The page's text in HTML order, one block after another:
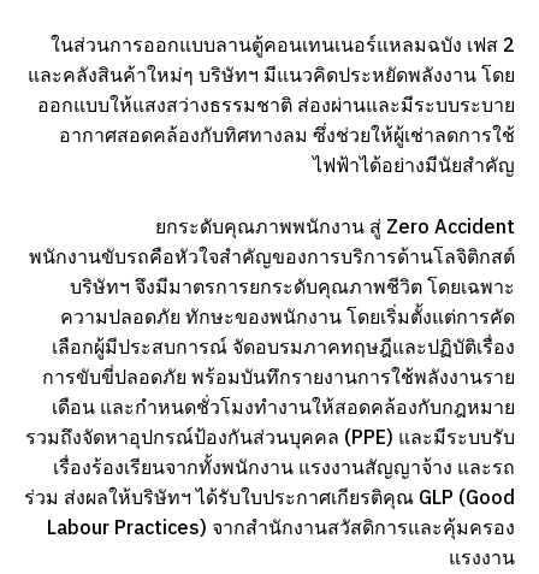
ในส่วนการออกแบบลานตู้คอนเทนเนอร์แหลมฉบัง เฟส 2
และคลังสินค้าใหม่ๆ บริษัทฯ มีแนวคิดประหยัดพลังงาน โดย
ออกแบบให้แสงสว่างธรรมชาติ ส่องผ่านและมีระบบระบาย
อากาศสอดคล้องกับทิศทางลม ซึ่งช่วยให้ผู้เช่าลดการใช้
ไฟฟ้าได้อย่างมีนัยสำคัญ
ยกระดับคุณภาพพนักงาน สู่ Zero Accident
พนักงานขับรถคือหัวใจสำคัญของการบริการด้านโลจิติกสต์
บริษัทฯ จึงมีมาตรการยกระดับคุณภาพชีวิต โดยเฉพาะ
ความปลอดภัย ทักษะของพนักงาน โดยเริ่มตั้งแต่การคัด
เลือกผู้มีประสบการณ์ จัดอบรมภาคทฤษฎีและปฏิบัติเรื่อง
การขับขี่ปลอดภัย พร้อมบันทึกรายงานการใช้พลังงานราย
เดือน และกำหนดชั่วโมงทำงานให้สอดคล้องกับกฎหมาย
รวมถึงจัดหาอุปกรณ์ป้องกันส่วนบุคคล (PPE) และมีระบบรับ
เรื่องร้องเรียนจากทั้งพนักงาน แรงงานสัญญาจ้าง และรถ
ร่วม ส่งผลให้บริษัทฯ ได้รับใบประกาศเกียรติคุณ GLP (Good
Labour Practices) จากสำนักงานสวัสดิการและคุ้มครอง
แรงงาน